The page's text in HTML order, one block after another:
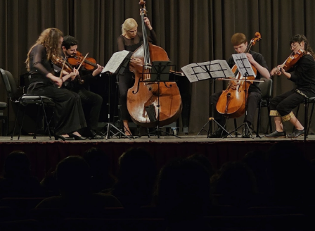
Colegio María Auxiliadora · Av. Alberdi 283, Resistencia
SÁB 18 AL VIE 24 DE JULIO · 9:30 – 18 H